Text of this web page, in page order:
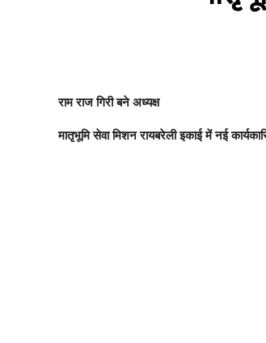
राम राज गिरी बने अध्यक्ष
मातृभूमि सेवा मिशन रायबरेली इकाई में नई